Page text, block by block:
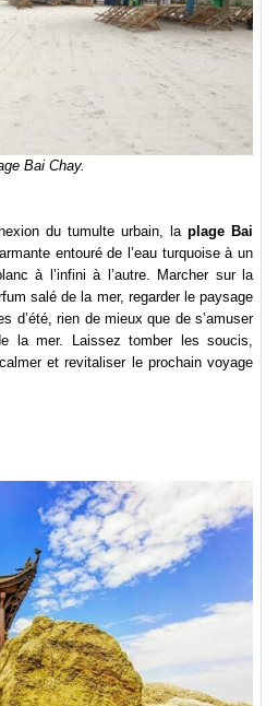
Bai Chay.
du tumulte urbain, la plage Bai
entouré de l’eau turquoise à un
à l’infini à l’autre. Marcher sur la
salé de la mer, regarder le paysage
d’été, rien de mieux que de s’amuser
la mer. Laissez tomber les soucis,
et revitaliser le prochain voyage